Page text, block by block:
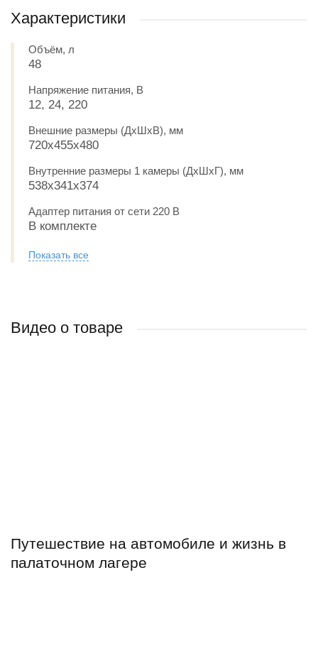
Характеристики
Объём, л
48
Напряжение питания, В
12, 24, 220
Внешние размеры (ДxШxВ), мм
720x455x480
Внутренние размеры 1 камеры (ДxШxГ), мм
538х341х374
Адаптер питания от сети 220 В
В комплекте
Показать все
Видео о товаре
Путешествие на автомобиле и жизнь в
палаточном лагере